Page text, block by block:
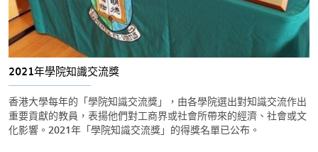
2021年學院知識交流獎
香港大學每年的「學院知識交流獎」，由各學院選出對知識交流作出
重要貢獻的教員，表揚他們對工商界或社會所帶來的經濟、社會或文
化影響。2021年「學院知識交流獎」的得獎名單已公布。